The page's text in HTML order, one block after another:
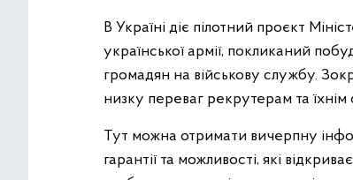
В Україні діє пілотний проєкт
української армії, покликаний
громадян на військову службу.
низку переваг рекрутерам та їхнім
Тут можна отримати вичерпну
гарантії та можливості, які